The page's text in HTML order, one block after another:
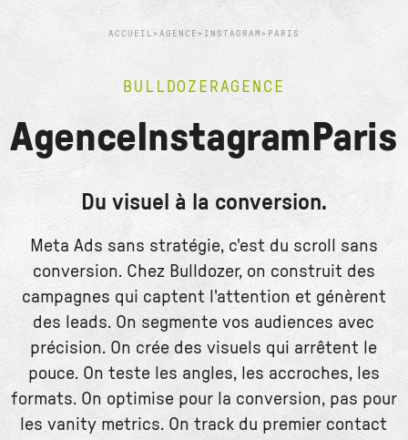
ACCUEIL > AGENCE > INSTAGRAM > PARIS
BULLDOZERAGENCE
AgenceInstagramParis
Du visuel à la conversion.
Meta Ads sans stratégie, c'est du scroll sans
conversion. Chez Bulldozer, on construit des
campagnes qui captent l'attention et génèrent
des leads. On segmente vos audiences avec
précision. On crée des visuels qui arrêtent le
pouce. On teste les angles, les accroches, les
formats. On optimise pour la conversion, pas pour
les vanity metrics. On track du premier contact